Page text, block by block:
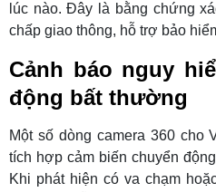
lúc nào. Đây là bằng chứng
chấp giao thông, hỗ trợ bảo
Cảnh báo nguy
động bất thường
Một số dòng camera 360 cho
tích hợp cảm biến chuyển
Khi phát hiện có va chạm